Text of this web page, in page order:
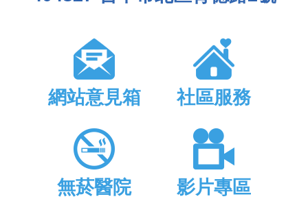
網站意見箱 社區服務
無菸醫院 影片專區